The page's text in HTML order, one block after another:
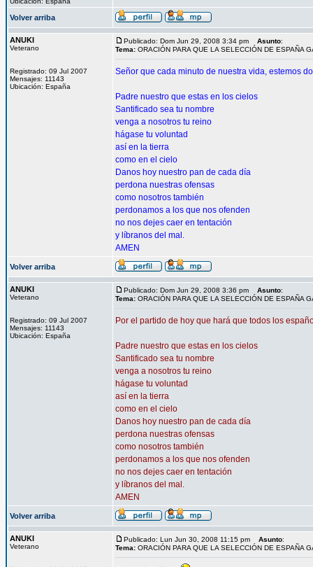
Volver arriba
ANUKI
Veterano
Registrado: 09 Jul 2007
Mensajes: 11143
Ubicación: España
Publicado: Dom Jun 29, 2008 3:34 pm Asunto:
Tema: ORACIÓN PARA QUE LA SELECCIÓN DE ESPAÑA
Señor que cada minuto de nuestra vida, estemos
Padre nuestro que estas en los cielos
Santificado sea tu nombre
venga a nosotros tu reino
hágase tu voluntad
así en la tierra
como en el cielo
Danos hoy nuestro pan de cada día
perdona nuestras ofensas
como nosotros también
perdonamos a los que nos ofenden
no nos dejes caer en tentación
y líbranos del mal.
AMEN
Volver arriba
ANUKI
Veterano
Registrado: 09 Jul 2007
Mensajes: 11143
Ubicación: España
Publicado: Dom Jun 29, 2008 3:36 pm Asunto:
Tema: ORACIÓN PARA QUE LA SELECCIÓN DE ESPAÑA
Por el partido de hoy que hará que todos los
Padre nuestro que estas en los cielos
Santificado sea tu nombre
venga a nosotros tu reino
hágase tu voluntad
así en la tierra
como en el cielo
Danos hoy nuestro pan de cada día
perdona nuestras ofensas
como nosotros también
perdonamos a los que nos ofenden
no nos dejes caer en tentación
y líbranos del mal.
AMEN
Volver arriba
ANUKI
Veterano
Publicado: Lun Jun 30, 2008 11:15 pm Asunto:
Tema: ORACIÓN PARA QUE LA SELECCIÓN DE ESPAÑA